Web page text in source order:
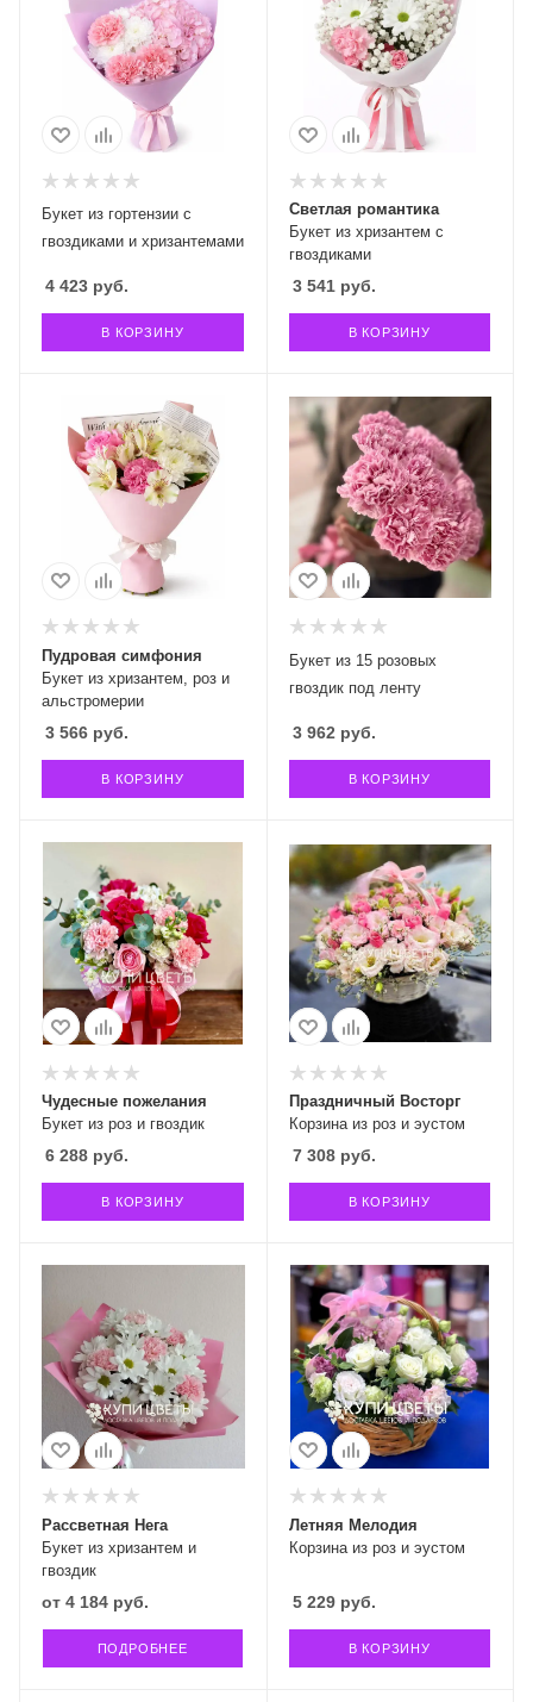
Букет из гортензии с
гвоздиками и хризантемами
4 423 руб.
В КОРЗИНУ
Букет из хризантем с
гвоздиками
Светлая романтика
3 541руб.
В КОРЗИНУ
Букет из хризантем, роз и
альстромерии
Пудровая симфония
3 566 руб.
В КОРЗИНУ
Букет из 15 розовых
гвоздик под ленту
3 962 руб.
В КОРЗИНУ
Букет из роз и гвоздик
Чудесные пожелания
6 288 руб.
В КОРЗИНУ
Корзина из роз и эустом
Праздничный Восторг
7 308руб.
В КОРЗИНУ
Букет из хризантем и
гвоздик
Рассветная Нега
от 4 184 руб.
ПОДРОБНЕЕ
Корзина из роз и эустом
Летняя Мелодия
5 229руб.
В КОРЗИНУ